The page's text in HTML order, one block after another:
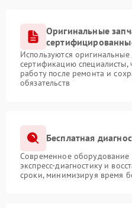
Оригинальные
Используются
сертификацию специалисты,
работу после ремонта и
обязательств
Бесплатная
Современное оборудование
экспресс-диагностику и
сроки, минимизируя время